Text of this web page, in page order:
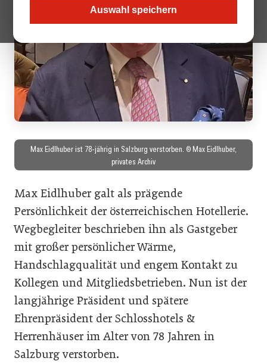
Auswahl speichern
Max Eidlhuber ist 78-jährig in Salzburg verstorben. © Max Eidlhuber,
privates Archiv
Max Eidlhuber galt als prägende
Persönlichkeit der österreichischen Hotellerie.
Wegbegleiter beschrieben ihn als Gastgeber
mit großer persönlicher Wärme,
Handschlagqualität und engem Kontakt zu
Kollegen und Mitgliedsbetrieben. Nun ist der
langjährige Präsident und spätere
Ehrenpräsident der Schlosshotels &
Herrenhäuser im Alter von 78 Jahren in
Salzburg verstorben.